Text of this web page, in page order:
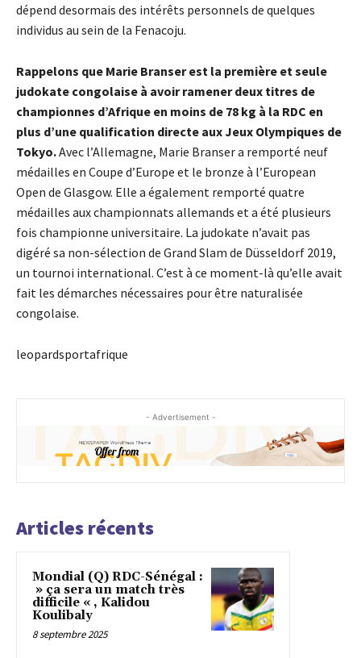
dépend desormais des intérêts personnels de quelques
individus au sein de la Fenacoju.
Rappelons que Marie Branser est la première et seule
judokate congolaise à avoir ramener deux titres de
championnes d’Afrique en moins de 78 kg à la RDC en
plus d’une qualification directe aux Jeux Olympiques de
Tokyo.Avec l’Allemagne, Marie Branser a remporté neuf
médailles en Coupe d’Europe et le bronze à l’European
Open de Glasgow. Elle a également remporté quatre
médailles aux championnats allemands et a été plusieurs
fois championne universitaire. La judokate n’avait pas
digéré sa non-sélection de Grand Slam de Düsseldorf 2019,
un tournoi international. C’est à ce moment-là qu’elle avait
fait les démarches nécessaires pour être naturalisée
congolaise.
leopardsportafrique
- Advertisement -
Articles récents
Mondial (Q) RDC-Sénégal :
» ça sera un match très
difficile « , Kalidou
Koulibaly
8 septembre 2025